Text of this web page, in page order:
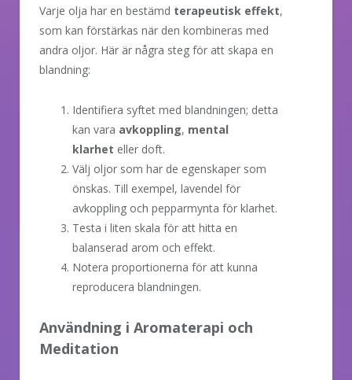
Varje olja har en bestämd terapeutisk effekt,
som kan förstärkas när den kombineras med
andra oljor. Här är några steg för att skapa en
blandning:
Identifiera syftet med blandningen; detta
kan vara avkoppling, mental
klarhet eller doft.
Välj oljor som har de egenskaper som
önskas. Till exempel, lavendel för
avkoppling och pepparmynta för klarhet.
Testa i liten skala för att hitta en
balanserad arom och effekt.
Notera proportionerna för att kunna
reproducera blandningen.
Användning i Aromaterapi och
Meditation